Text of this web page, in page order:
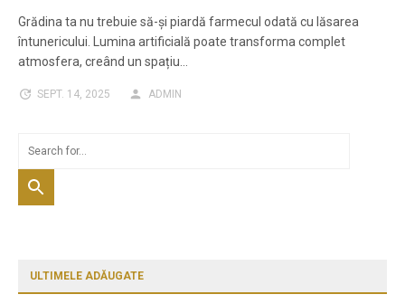
Grădina ta nu trebuie să-și piardă farmecul odată cu lăsarea
întunericului. Lumina artificială poate transforma complet
atmosfera, creând un spațiu…
SEPT. 14, 2025 ADMIN
ULTIMELE ADĂUGATE